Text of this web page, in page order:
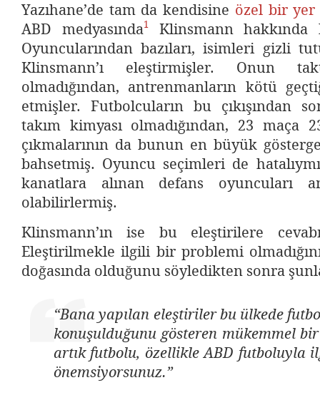
Yazıhane’de tam da kendisine özel bir yer
ABD medyasında1Klinsmann hakkında
Oyuncularından bazıları, isimleri gizli
Klinsmann’ı eleştirmişler. Onun
olmadığından, antrenmanların kötü
etmişler. Futbolcuların bu çıkışından
takım kimyası olmadığından, 23 maça
çıkmalarının da bunun en büyük
bahsetmiş. Oyuncu seçimleri de
kanatlara alınan defans oyuncuları
olabilirlermiş.
Klinsmann’ın ise bu eleştirilere
Eleştirilmekle ilgili bir problemi
doğasında olduğunu söyledikten sonra
“Bana yapılan eleştiriler bu ülkede
konuşulduğunu gösteren mükemmel
artık futbolu, özellikle ABD futboluyla
önemsiyorsunuz.”